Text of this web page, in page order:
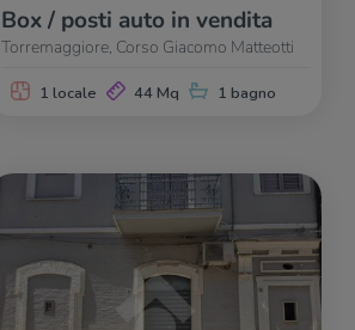
Box / posti auto in vendita
Torremaggiore, Corso Giacomo Matteotti
1 locale 44 Mq 1 bagno